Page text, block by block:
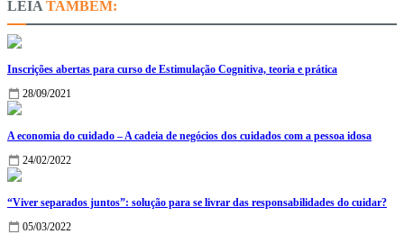
TAMBÉM:
Inscrições abertas para curso de Estimulação Cognitiva, teoria e prática
28/09/2021
A economia do cuidado – A cadeia de negócios dos cuidados com a pessoa idosa
24/02/2022
“Viver separados juntos”: solução para se livrar das responsabilidades do cuidar?
05/03/2022